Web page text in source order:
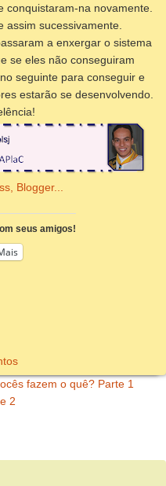
na novamente.
assim sucessivamente.
a enxergar o sistema
se eles não conseguiram
seguinte para conseguir e
estarão se desenvolvendo.
seus amigos!
fazem o quê? Parte 1
2